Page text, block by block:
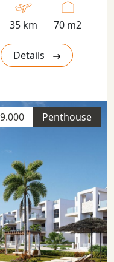
35 km 70 m2
Details
Penthouse